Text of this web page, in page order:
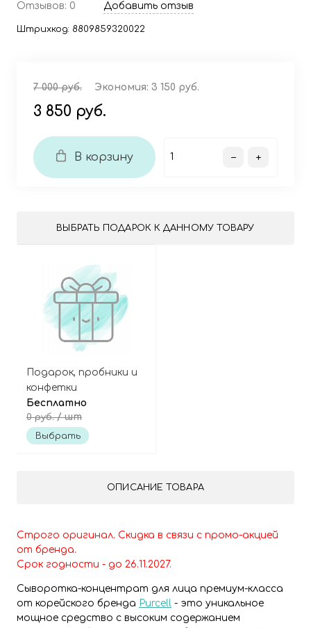
Отзывов: 0 Добавить отзыв
Штрихкод: 8809859320022
7 000 руб. Экономия: 3 150 руб.
3 850 руб.
В корзину
ВЫБРАТЬ ПОДАРОК К ДАННОМУ ТОВАРУ
Подарок, пробники и
конфетки
Бесплатно
0 руб./ шт
Выбрать
ОПИСАНИЕ ТОВАРА
Строго оригинал. Скидка в связи с промо-акцией
от бренда.
Срок годности - до 26.11.2027.
Сыворотка-концентрат для лица премиум-класса
от корейского бренда Purcell - это уникальное
мощное средство с высоким содержанием